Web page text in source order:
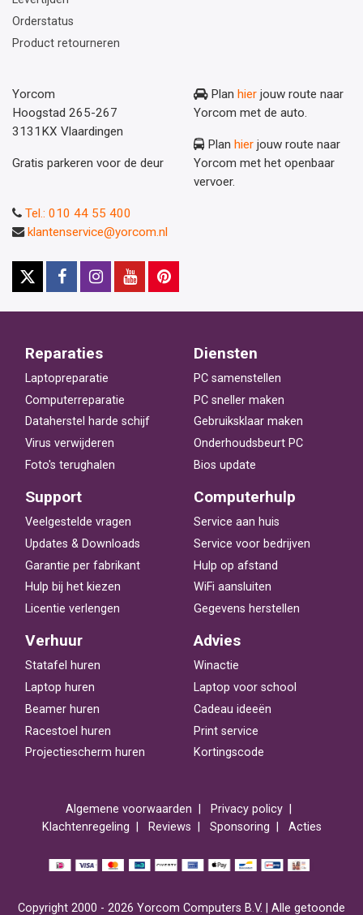
Orderstatus
Product retourneren
Yorcom
Hoogstad 265-267
3131KX Vlaardingen
Gratis parkeren voor de deur
Plan hier jouw route naar
Yorcom met de auto.
Plan hier jouw route naar
Yorcom met het openbaar
vervoer.
Tel.: 010 44 55 400
klantenservice@yorcom.nl
Reparaties
Laptopreparatie
Computerreparatie
Dataherstel harde schijf
Virus verwijderen
Foto's terughalen
Diensten
PC samenstellen
PC sneller maken
Gebruiksklaar maken
Onderhoudsbeurt PC
Bios update
Support
Veelgestelde vragen
Updates & Downloads
Garantie per fabrikant
Hulp bij het kiezen
Licentie verlengen
Computerhulp
Service aan huis
Service voor bedrijven
Hulp op afstand
WiFi aansluiten
Gegevens herstellen
Verhuur
Statafel huren
Laptop huren
Beamer huren
Racestoel huren
Projectiescherm huren
Advies
Winactie
Laptop voor school
Cadeau ideeën
Print service
Kortingscode
Algemene voorwaarden
Privacy policy
Klachtenregeling
Reviews Sponsoring Acties
Copyright 2000 - 2026 Yorcom Computers B.V. | Alle getoonde